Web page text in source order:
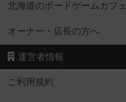
北海道のボードゲームカフェ
オーナー・店長の方へ
運営者情報
ご利用規約